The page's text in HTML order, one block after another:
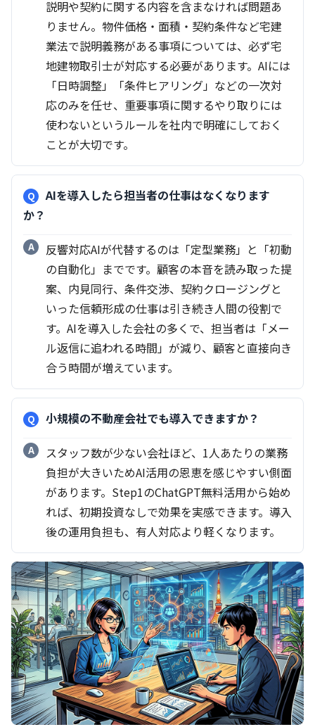
説明や契約に関する内容を含まなければ問題あ
りません。物件価格・面積・契約条件など宅建
業法で説明義務がある事項については、必ず宅
地建物取引士が対応する必要があります。AIには
「日時調整」「条件ヒアリング」などの一次対
応のみを任せ、重要事項に関するやり取りには
使わないというルールを社内で明確にしておく
ことが大切です。
AIを導入したら担当者の仕事はなくなります
か？
反響対応AIが代替するのは「定型業務」と「初動
の自動化」までです。顧客の本音を読み取った提
案、内見同行、条件交渉、契約クロージングと
いった信頼形成の仕事は引き続き人間の役割で
す。AIを導入した会社の多くで、担当者は「メー
ル返信に追われる時間」が減り、顧客と直接向き
合う時間が増えています。
小規模の不動産会社でも導入できますか？
スタッフ数が少ない会社ほど、1人あたりの業務
負担が大きいためAI活用の恩恵を感じやすい側面
があります。Step1のChatGPT無料活用から始め
れば、初期投資なしで効果を実感できます。導入
後の運用負担も、有人対応より軽くなります。